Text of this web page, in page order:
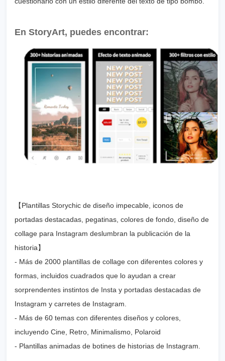
En StoryArt, puedes encontrar:
【Plantillas Storychic de diseño impecable, iconos de
portadas destacadas, pegatinas, colores de fondo, diseño de
collage para Instagram deslumbran la publicación de la
historia】
- Más de 2000 plantillas de collage con diferentes colores y
formas, incluidos cuadrados que lo ayudan a crear
sorprendentes instintos de Insta y portadas destacadas de
Instagram y carretes de Instagram.
- Más de 60 temas con diferentes diseños y colores,
incluyendo Cine, Retro, Minimalismo, Polaroid
- Plantillas animadas de botines de historias de Instagram.